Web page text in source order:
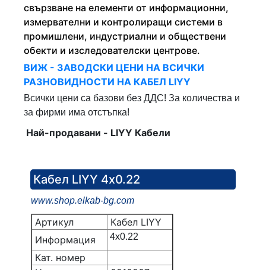
свързване на елементи от информационни,
измервателни и контролиращи системи в
промишлени, индустриални и обществени
обекти и изследователски центрове.
ВИЖ - ЗАВОДСКИ ЦЕНИ НА ВСИЧКИ
РАЗНОВИДНОСТИ НА КАБЕЛ LIYY
Всички цени са базови без ДДС! За количества и
за фирми има отстъпка!
Най-продавани - LIYY Кабели
Кабел LIYY 4х0.22
www.shop.elkab-bg.com
Артикул
Кабел LIYY
Информация
4х0.22
Кат. номер